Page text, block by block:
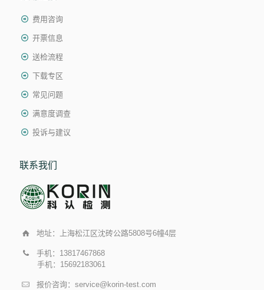
费用咨询
开票信息
送检流程
下载专区
常见问题
满意度调查
投诉与建议
联系我们
地址：上海松江区沈砖公路5808号6幢4层
手机：13817467868
手机：15692183061
报价咨询：service@korin-test.com